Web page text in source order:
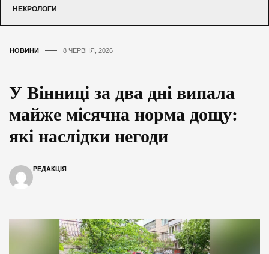
НЕКРОЛОГИ
НОВИНИ 8 ЧЕРВНЯ, 2026
У Вінниці за два дні випала
майже місячна норма дощу:
які наслідки негоди
РЕДАКЦІЯ